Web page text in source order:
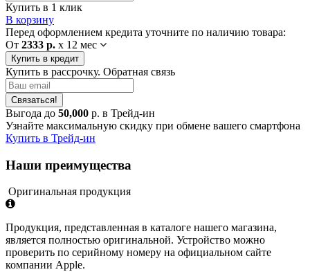
Купить в 1 клик
В корзину
Перед оформлением кредита уточните по наличию товара:
От 2333 р. x 12 мес
Купить в кредит
Купить в рассрочку. Обратная связь
Связаться!
Выгода до 50,000 р. в Трейд-ин
Узнайте максимальную скидку при обмене вашего смартфона
Купить в Трейд-ин
Наши преимущества
Оригинальная продукция
Продукция, представленная в каталоге нашего магазина,
является полностью оригинальной. Устройство можно
проверить по серийному номеру на официальном сайте
компании Apple.